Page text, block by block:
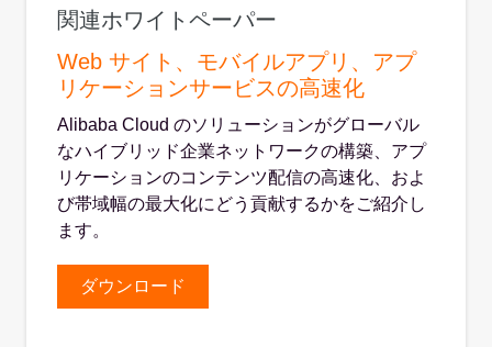
関連ホワイトペーパー
Web サイト、モバイルアプリ、アプ
リケーションサービスの高速化
Alibaba Cloud のソリューションがグローバル
なハイブリッド企業ネットワークの構築、アプ
リケーションのコンテンツ配信の高速化、およ
び帯域幅の最大化にどう貢献するかをご紹介し
ます。
ダウンロード